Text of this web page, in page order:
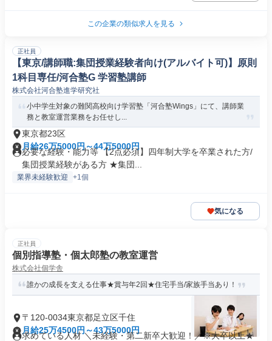
この企業の類似求人を見る
正社員
【東京/講師職:集団授業経験者向け(アルバイト可)】原則
1科目専任/河合塾G 学習塾講師
株式会社河合塾進学研究社
小中学生対象の難関高校向け学習塾「河合塾Wings」にて、講師業
務と教室運営業務をお任せし...
東京都23区
月給26万5000円～44万5000円
必要な経験・能力等 【2点必須】四年制大学を卒業された方/
集団授業経験がある方 ★集団...
業界未経験歓迎 +1個
気になる
正社員
個別指導塾・個太郎塾の教室運営
株式会社個学舎
誰かの成長を支える仕事★賞与年2回★住宅手当/家族手当あり！
〒120-0034東京都足立区千住
月給25万4500円～43万5000円
求めている人材 ＼未経験・第二新卒大歓迎！／※大卒以上★